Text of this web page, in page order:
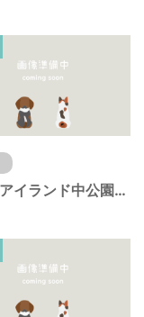
ポートアイランド中公園（兵庫県神戸市）